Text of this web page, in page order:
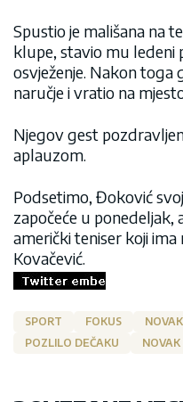
Spustio je mališana na
klupe, stavio mu ledeni
osvježenje. Nakon toga
naručje i vratio na
Njegov gest
aplauzom.
Podsetimo, Đoković
započeće u ponedeljak,
američki teniser koji
Kovačević.
SPORT FOKUS
POZLILO DEČAKU